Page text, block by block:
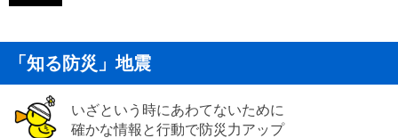
「知る防災」地震
いざという時にあわてないために
確かな情報と行動で防災力アップ